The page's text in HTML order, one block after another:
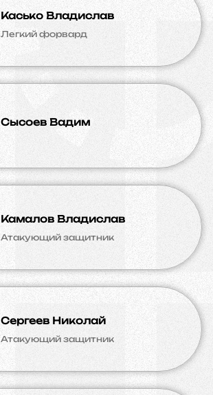
Касько Владислав
Легкий форвард
Сысоев Вадим
Камалов Владислав
Атакующий защитник
Сергеев Николай
Атакующий защитник